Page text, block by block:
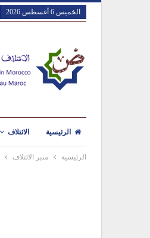
الخميس 6 أغسطس 2026
الرئيسية الائتلاف
الرئيسية منبر الائتلاف